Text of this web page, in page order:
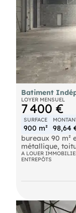
Batiment
LOYER MENSUEL
7 400 €
SURFACE
900 m² 98,64
bureaux 90 m²
métallique,
peau, 4 portes
7m HSP au
d'environ 200
totale.
A LOUER
ENTREPÔTS